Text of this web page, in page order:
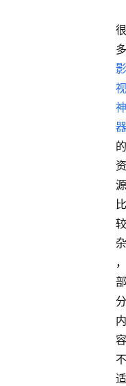
很
多
影
视
神
器
的
资
源
比
较
杂
，
部
分
内
容
不
适